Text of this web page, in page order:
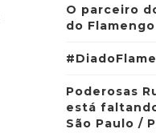
O parceiro
do Flamengo
Poderosas
está
São Paulo /